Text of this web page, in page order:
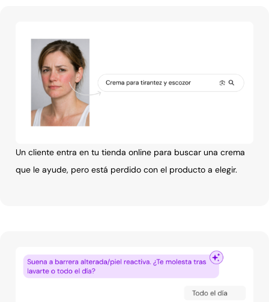
Un cliente entra en tu tienda online para buscar una crema
que le ayude, pero está perdido con el producto a elegir.